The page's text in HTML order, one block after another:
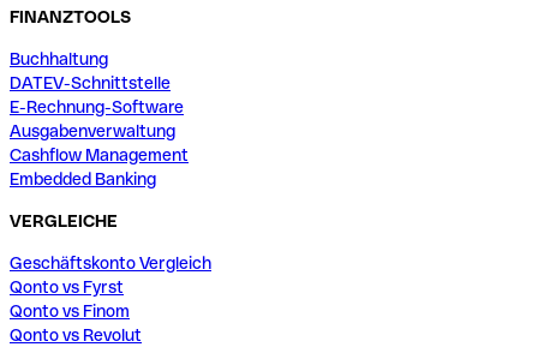
FINANZTOOLS
Buchhaltung
DATEV-Schnittstelle
E-Rechnung-Software
Ausgabenverwaltung
Cashflow Management
Embedded Banking
VERGLEICHE
Geschäftskonto Vergleich
Qonto vs Fyrst
Qonto vs Finom
Qonto vs Revolut